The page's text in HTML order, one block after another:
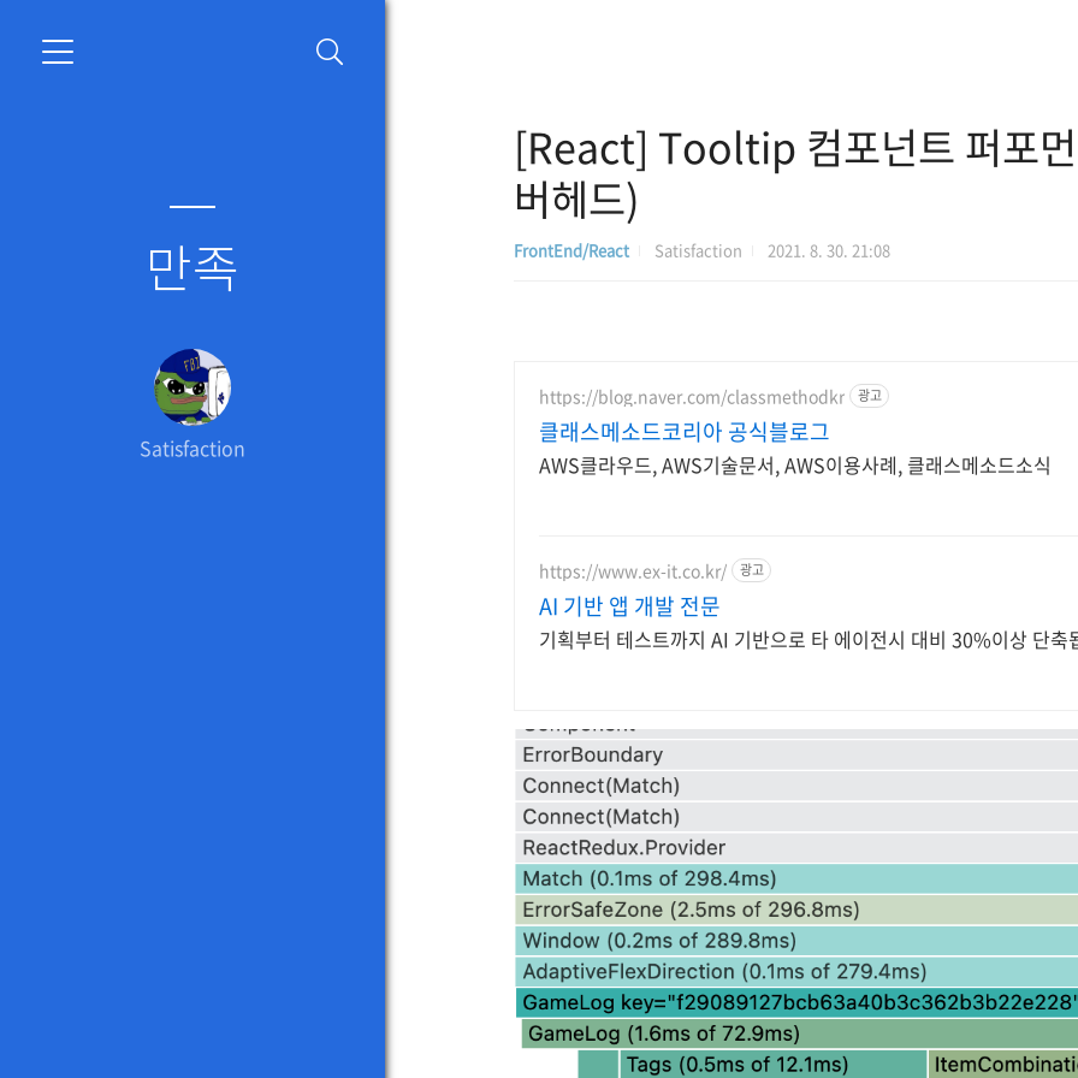
만족
Satisfaction
[React] Tooltip 컴포넌트 퍼포
버헤드)
FrontEnd/React Satisfaction 2021. 8. 30. 21:08
https://blog.naver.com/classmethodkr 광고
클래스메소드코리아 공식블로그
AWS클라우드, AWS기술문서, AWS이용사례, 클래스메소드소식
https://www.ex-it.co.kr/ 광고
AI 기반 앱 개발 전문
기획부터 테스트까지 AI 기반으로 타 에이전시 대비 30%이상 단축